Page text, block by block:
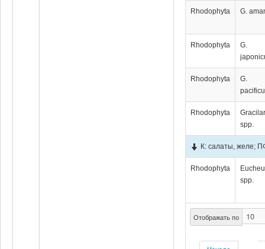
Отображать по
Rhodophyta G.
Rhodophyta
G.
Rhodophyta
G.
Rhodophyta
spp.
К: салаты, желе;
Rhodophyta
spp.